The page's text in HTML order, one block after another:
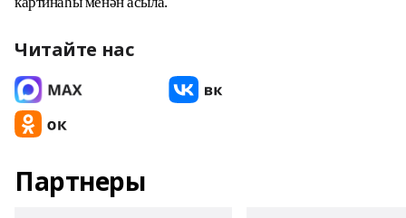
Читайте нас
Партнеры